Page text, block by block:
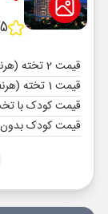
5 ستاره
قیمت 2 تخته (هرنفر)
قیمت 1 تخته (هرنفر)
قیمت کودک با
قیمت کودک